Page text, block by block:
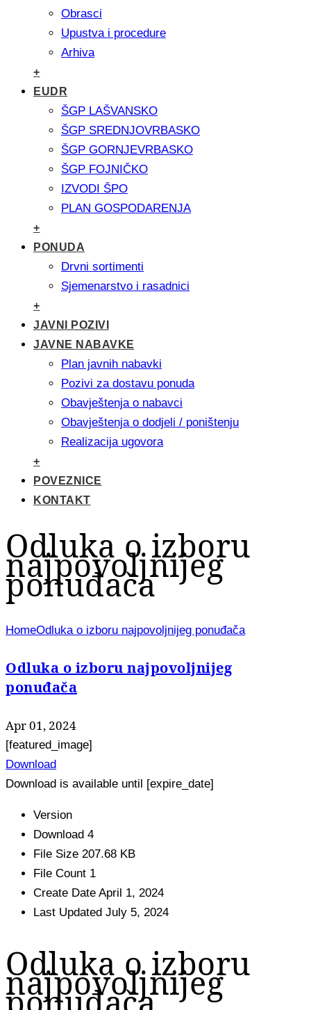
Obrasci
Upustva i procedure
Arhiva
+
EUDR
ŠGP LAŠVANSKO
ŠGP SREDNJOVRBASKO
ŠGP GORNJEVRBASKO
ŠGP FOJNIČKO
IZVODI ŠPO
PLAN GOSPODARENJA
+
PONUDA
Drvni sortimenti
Sjemenarstvo i rasadnici
+
JAVNI POZIVI
JAVNE NABAVKE
Plan javnih nabavki
Pozivi za dostavu ponuda
Obavještenja o nabavci
Obavještenja o dodjeli / poništenju
Realizacija ugovora
+
POVEZNICE
KONTAKT
Odluka o izboru
najpovoljnijeg
ponuđača
HomeOdluka o izboru najpovoljnijeg ponuđača
Odluka o izboru najpovoljnijeg
ponuđača
Apr 01, 2024
[featured_image]
Download
Download is available until [expire_date]
Version
Download 4
File Size 207.68 KB
File Count 1
Create Date April 1, 2024
Last Updated July 5, 2024
Odluka o izboru
najpovoljnijeg